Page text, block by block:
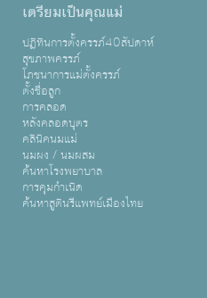
เตรียมเป็นคุณแม่
ปฏิทินการตั้งครรภ์40สัปดาห์
สุขภาพครรภ์
โภชนาการแม่ตั้งครรภ์
ตั้งชื่อลูก
การคลอด
หลังคลอดบุตร
คลินิคนมแม่
นมผง / นมผสม
ค้นหาโรงพยาบาล
การคุมกำเนิด
ค้นหาสูตินรีแพทย์เมืองไทย